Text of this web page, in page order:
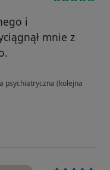
i
mnie z
psychiatryczna (kolejna